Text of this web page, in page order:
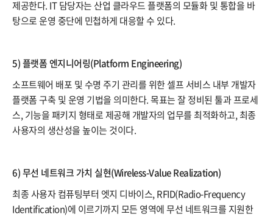
제공한다. IT 담당자는 산업 클라우드 플랫폼의 모듈화 및 통합을 바
탕으로 운영 중단에 민첩하게 대응할 수 있다.
5) 플랫폼 엔지니어링(Platform Engineering)
소프트웨어 배포 및 수명 주기 관리를 위한 셀프 서비스 내부 개발자
플랫폼 구축 및 운영 기법을 의미한다. 목표는 잘 정비된 툴과 프로세
스, 기능을 패키지 형태로 제공해 개발자의 업무를 최적화하고, 최종
사용자의 생산성을 높이는 것이다.
6) 무선 네트워크 가치 실현(Wireless-Value Realization)
최종 사용자 컴퓨팅부터 엣지 디바이스, RFID(Radio-Frequency
Identification)에 이르기까지 모든 영역에 무선 네트워크를 지원한